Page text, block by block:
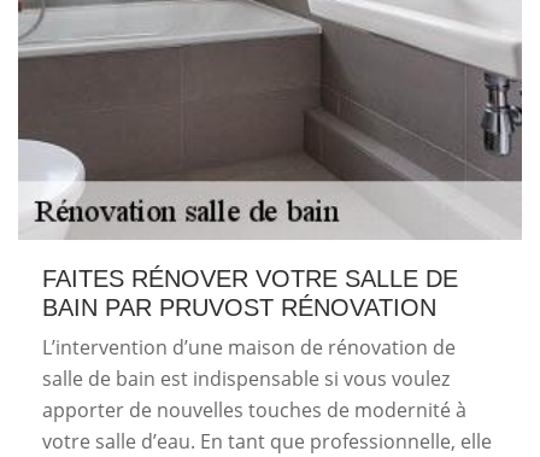
FAITES RÉNOVER VOTRE SALLE DE
BAIN PAR PRUVOST RÉNOVATION
L’intervention d’une maison de rénovation de
salle de bain est indispensable si vous voulez
apporter de nouvelles touches de modernité à
votre salle d’eau. En tant que professionnelle, elle